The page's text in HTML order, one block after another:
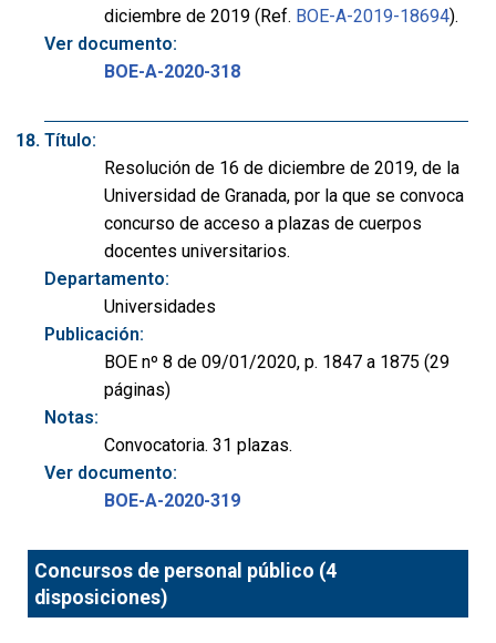
diciembre de 2019 (Ref. BOE-A-2019-18694).
Ver documento:
BOE-A-2020-318
Título:
Resolución de 16 de diciembre de 2019, de la
Universidad de Granada, por la que se convoca
concurso de acceso a plazas de cuerpos
docentes universitarios.
Departamento:
Universidades
Publicación:
BOE nº 8 de 09/01/2020, p. 1847 a 1875 (29
páginas)
Notas:
Convocatoria. 31 plazas.
Ver documento:
BOE-A-2020-319
Concursos de personal público (4
disposiciones)